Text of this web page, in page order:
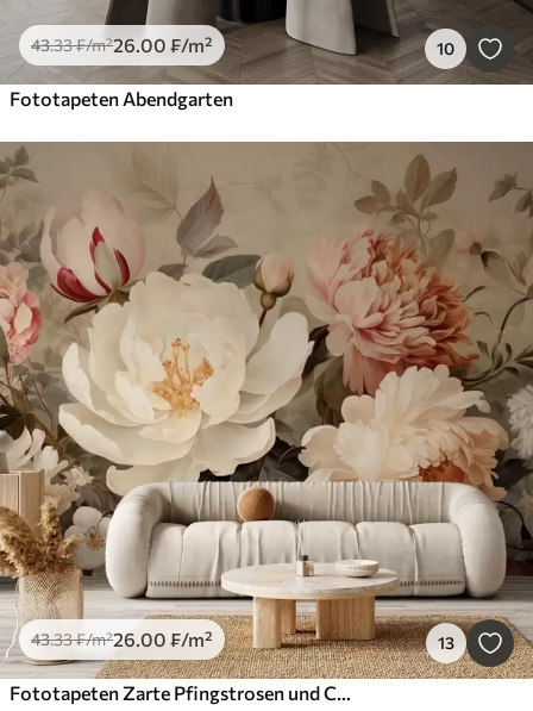
43.33₣/m²26.00 ₣/m² 10
Fototapeten Abendgarten
43.33₣/m²26.00 ₣/m² 13
Fototapeten Zarte Pfingstrosen und Chrysanthemen in Pastelltönen